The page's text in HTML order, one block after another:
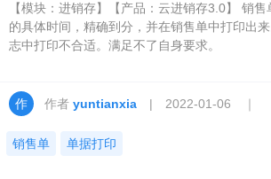
【模块：进销存】【产品：云进销存3.0】 销
的具体时间，精确到分，并在销售单中打印出
志中打印不合适。满足不了自身要求。
作者 yuntianxia | 2022-01-06 ｜
销售单 单据打印